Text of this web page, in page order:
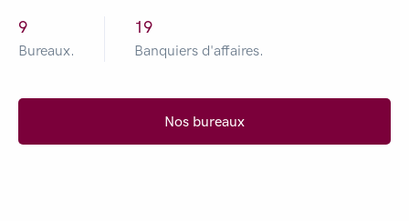
10
Bureaux.
20
Banquiers d'affaires.
Nos bureaux